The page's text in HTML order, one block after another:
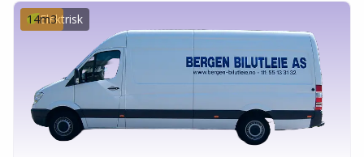
Elektrisk
14m3